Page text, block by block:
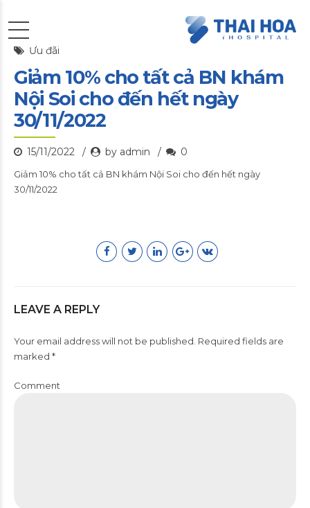
Ưu đãi
Giảm 10% cho tất cả BN khám
Nội Soi cho đến hết ngày
30/11/2022
15/11/2022 by admin 0
Giảm 10% cho tất cả BN khám Nội Soi cho đến hết ngày
30/11/2022
LEAVE A REPLY
Your email address will not be published. Required fields are
marked *
Comment